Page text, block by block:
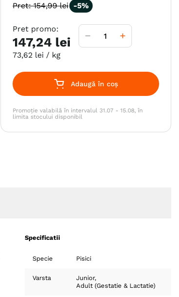
Pret:154,99 lei -5%
Pret promo:
147,24 lei
73,62 lei / kg
Adaugă în coș
Promoție valabilă în intervalul 31.07 - 15.08, în
limita stocului disponibil
Specificatii
Specie Pisici
Varsta
Junior
Adult (Gestatie & Lactatie)